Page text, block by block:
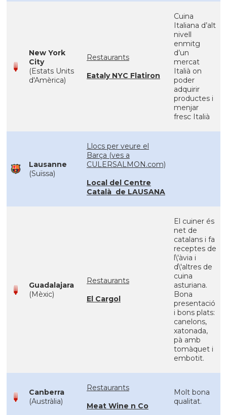
New York
City
(Estats Units
d'Amèrica)
Restaurants
Eataly NYC Flatiron
Cuina
Italiana d’alt
nivell
enmitg
d’un
mercat
Italià on
poder
adquirir
productes i
menjar
fresc Italià
Lausanne
(Suïssa)
Llocs per veure el
Barça (ves a
CULERSALMON.com)
Local del Centre
Català de LAUSANA
Guadalajara
(Mèxic)
Restaurants
El Cargol
El cuiner és
net de
catalans i fa
receptes de
l\'àvia i
d\'altres de
cuina
asturiana.
Bona
presentació
i bons plats:
canelons,
xatonada,
pà amb
tomàquet i
embotit.
Canberra
(Austràlia)
Restaurants
Meat Wine n Co
Molt bona
qualitat.